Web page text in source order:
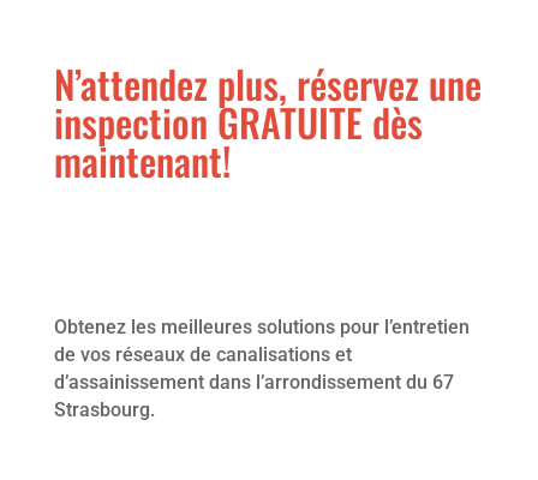
N’attendez plus, réservez une
inspection GRATUITE dès
maintenant!
Obtenez les meilleures solutions pour l’entretien
de vos réseaux de canalisations et
d’assainissement dans l’arrondissement du 67
Strasbourg.